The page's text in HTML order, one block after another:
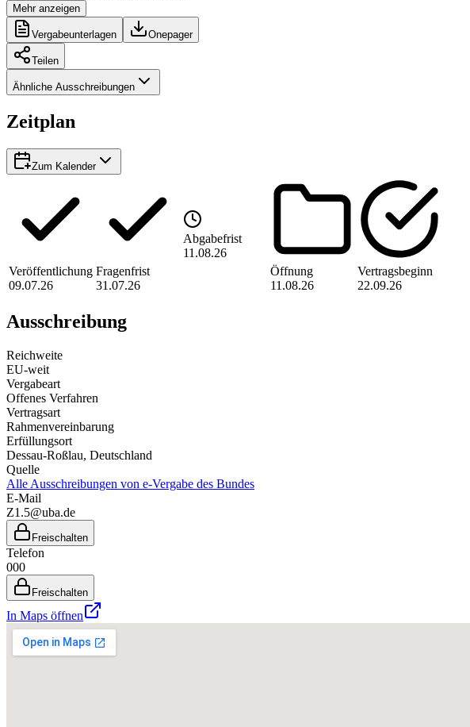
Mehr anzeigen
Vergabeunterlagen Onepager
Teilen
Ähnliche Ausschreibungen
Zeitplan
Zum Kalender
Veröffentlichung
09.07.26
Fragenfrist
31.07.26
Abgabefrist
11.08.26
Öffnung
11.08.26
Vertragsbeginn
22.09.26
Ausschreibung
Reichweite
EU-weit
Vergabeart
Offenes Verfahren
Vertragsart
Rahmenvereinbarung
Erfüllungsort
Dessau-Roßlau, Deutschland
Quelle
Alle Ausschreibungen von e-Vergabe des Bundes
E-Mail
Z1.5@uba.de
Freischalten
Telefon
000
Freischalten
In Maps öffnen